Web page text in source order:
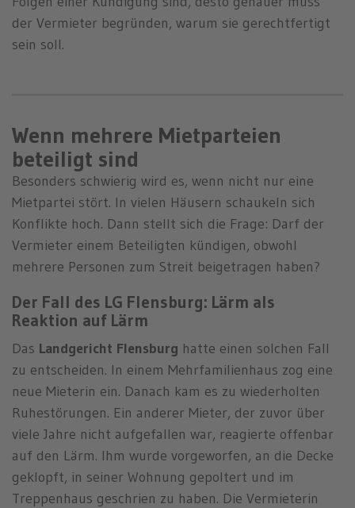
der Vermieter begründen, warum sie gerechtfertigt
sein soll.
Wenn mehrere Mietparteien
beteiligt sind
Besonders schwierig wird es, wenn nicht nur eine
Mietpartei stört. In vielen Häusern schaukeln sich
Konflikte hoch. Dann stellt sich die Frage: Darf der
Vermieter einem Beteiligten kündigen, obwohl
mehrere Personen zum Streit beigetragen haben?
Der Fall des LG Flensburg: Lärm als
Reaktion auf Lärm
Das Landgericht Flensburg hatte einen solchen Fall
zu entscheiden. In einem Mehrfamilienhaus zog eine
neue Mieterin ein. Danach kam es zu wiederholten
Ruhestörungen. Ein anderer Mieter, der zuvor über
viele Jahre nicht aufgefallen war, reagierte offenbar
auf den Lärm. Ihm wurde vorgeworfen, an die Decke
geklopft, in seiner Wohnung gepoltert und im
Treppenhaus geschrien zu haben. Die Vermieterin